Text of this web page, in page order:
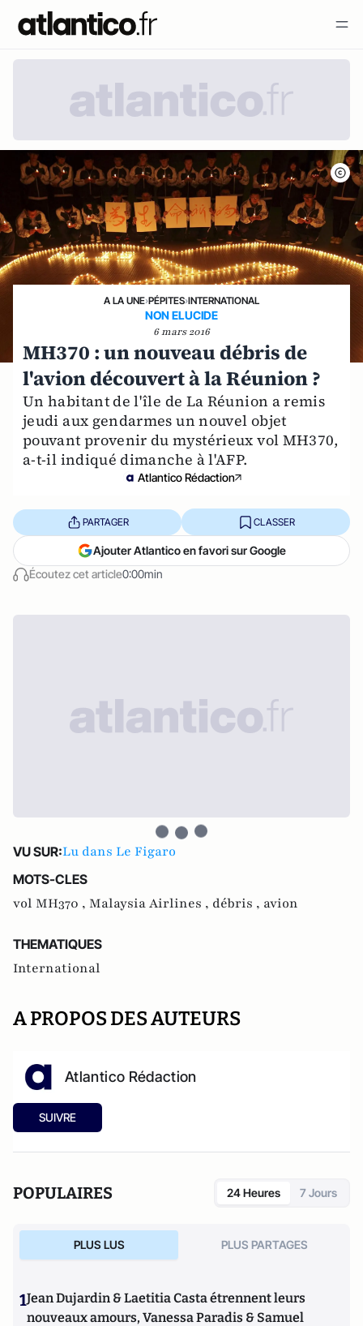
A LA UNE›PÉPITES›INTERNATIONAL
NON ELUCIDE
6 mars 2016
MH370 : un nouveau débris de
l'avion découvert à la Réunion ?
Un habitant de l'île de La Réunion a remis
jeudi aux gendarmes un nouvel objet
pouvant provenir du mystérieux vol MH370,
a-t-il indiqué dimanche à l'AFP.
Atlantico Rédaction
Écoutez cet article0:00min
PARTAGER CLASSER
Ajouter Atlantico en favori sur Google
VU SUR:Lu dans Le Figaro
MOTS-CLES
vol MH370 , Malaysia Airlines , débris , avion
THEMATIQUES
International
A PROPOS DES AUTEURS
Atlantico Rédaction
SUIVRE
POPULAIRES 24 Heures 7 Jours
PLUS LUS PLUS PARTAGES
1Jean Dujardin & Laetitia Casta étrennent leurs
nouveaux amours, Vanessa Paradis & Samuel